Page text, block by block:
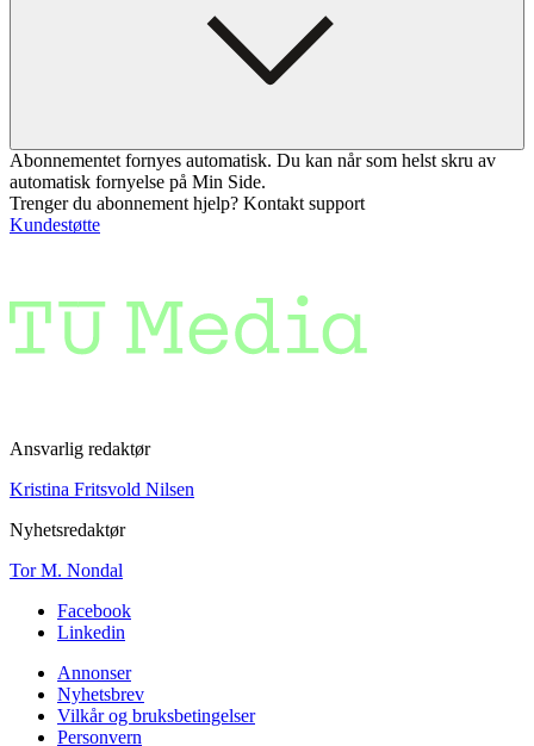
Abonnementet fornyes automatisk. Du kan når som helst skru av
automatisk fornyelse på Min Side.
Trenger du abonnement hjelp? Kontakt support
Kundestøtte
Ansvarlig redaktør
Kristina Fritsvold Nilsen
Nyhetsredaktør
Tor M. Nondal
Facebook
Linkedin
Annonser
Nyhetsbrev
Vilkår og bruksbetingelser
Personvern